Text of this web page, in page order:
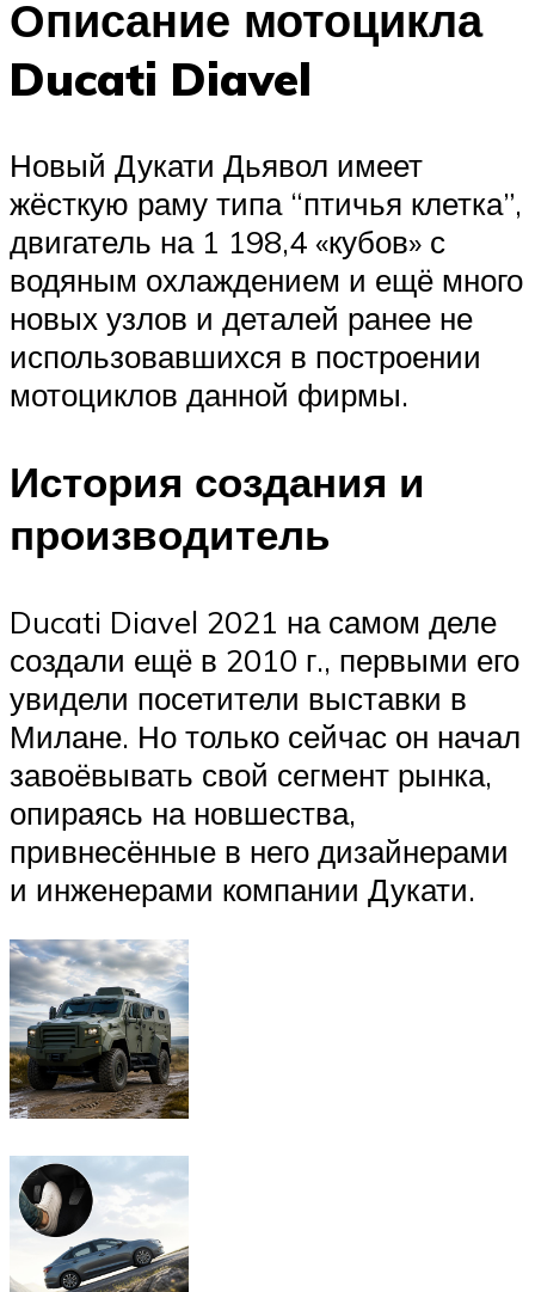
Описание мотоцикла
Ducati Diavel
Новый Дукати Дьявол имеет
жёсткую раму типа “птичья клетка”,
двигатель на 1 198,4 «кубов» с
водяным охлаждением и ещё много
новых узлов и деталей ранее не
использовавшихся в построении
мотоциклов данной фирмы.
История создания и
производитель
Ducati Diavel 2021 на самом деле
создали ещё в 2010 г., первыми его
увидели посетители выставки в
Милане. Но только сейчас он начал
завоёвывать свой сегмент рынка,
опираясь на новшества,
привнесённые в него дизайнерами
и инженерами компании Дукати.